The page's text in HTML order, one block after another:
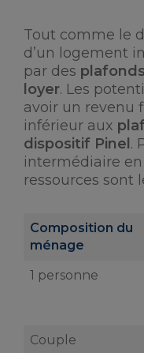
Tout comme le
d’un logement
par des
loyer. Les
avoir un revenu
inférieur aux
dispositif Pinel.
intermédiaire
ressources sont
Composition du
ménage
1 personne
Couple